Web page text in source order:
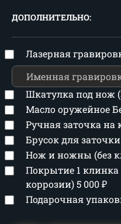
ДОПОЛНИТЕЛЬНО:
Лазерная
Шкатулка под нож
Масло оружейное
Ручная заточка на
Брусок для
Нож и ножны (без
Покрытие 1
коррозии)5 000₽
Подарочная